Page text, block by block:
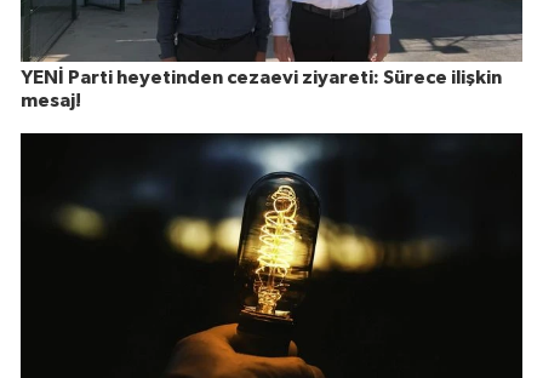
YENİ Parti heyetinden cezaevi ziyareti: Sürece ilişkin
mesaj!